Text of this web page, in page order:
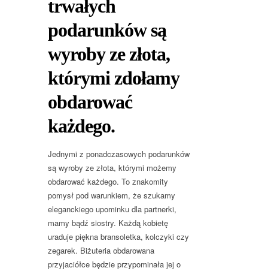
trwałych
podarunków są
wyroby ze złota,
którymi zdołamy
obdarować
każdego.
Jednymi z ponadczasowych podarunków
są wyroby ze złota, którymi możemy
obdarować każdego. To znakomity
pomysł pod warunkiem, że szukamy
eleganckiego upominku dla partnerki,
mamy bądź siostry. Każdą kobietę
uraduje piękna bransoletka, kolczyki czy
zegarek. Biżuteria obdarowana
przyjaciółce będzie przypominała jej o